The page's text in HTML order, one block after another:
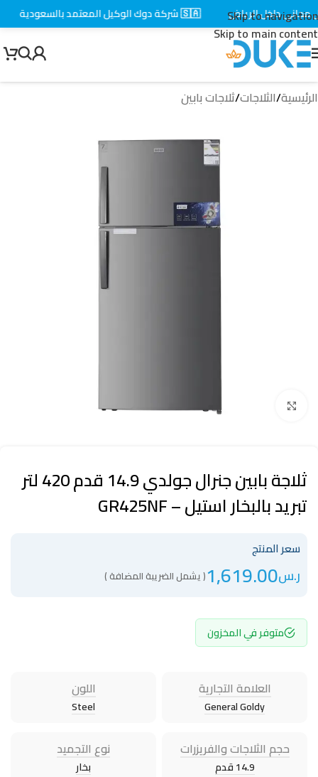
Skip to navigation
Skip to main content
الرئيسية/الثلاجات/ثلاجات بابين
Click to enlarge
ثلاجة بابين جنرال جولدي 14.9 قدم 420 لتر
تبريد بالبخار استيل – GR425NF
سعر المنتج
ر.س1,619.00( يشمل الضريبة المضافة )
متوفر في المخزون
العلامة التجارية
General Goldy
اللون
Steel
حجم الثلاجات والفريزرات
14.9 قدم
نوع التجميد
بخار
داخل الرياض 🇸🇦 شركة دوك الوكيل المعتمد بالسعودية